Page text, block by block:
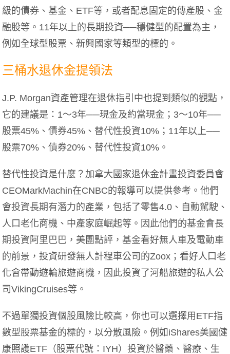
級的債券、基金、ETF等，或者配息固定的傳產股、金
融股等。11年以上的長期投資──穩健型的配置為主，
例如全球型股票、新興國家等類型的標的。
三桶水退休金提領法
J.P. Morgan資產管理在退休指引中也提到類似的觀點，
它的建議是：1～3年──現金及約當現金；3～10年──
股票45%、債券45%、替代性投資10%；11年以上──
股票70%、債券20%、替代性投資10%。
替代性投資是什麼？加拿大國家退休金計畫投資委員會
CEOMarkMachin在CNBC的報導可以提供參考。他們
會投資長期有潛力的產業，包括了零售4.0、自動駕駛、
人口老化商機、中產家庭崛起等。因此他們的基金會長
期投資阿里巴巴，美團點評，基金看好無人車及電動車
的前景，投資研發無人計程車公司的Zoox；看好人口老
化會帶動遊輪旅遊商機，因此投資了河船旅遊的私人公
司VikingCruises等。
不過單獨投資個股風險比較高，你也可以選擇用ETF指
數型股票基金的標的，以分散風險。例如iShares美國健
康照護ETF（股票代號：IYH）投資於醫藥、醫療、生